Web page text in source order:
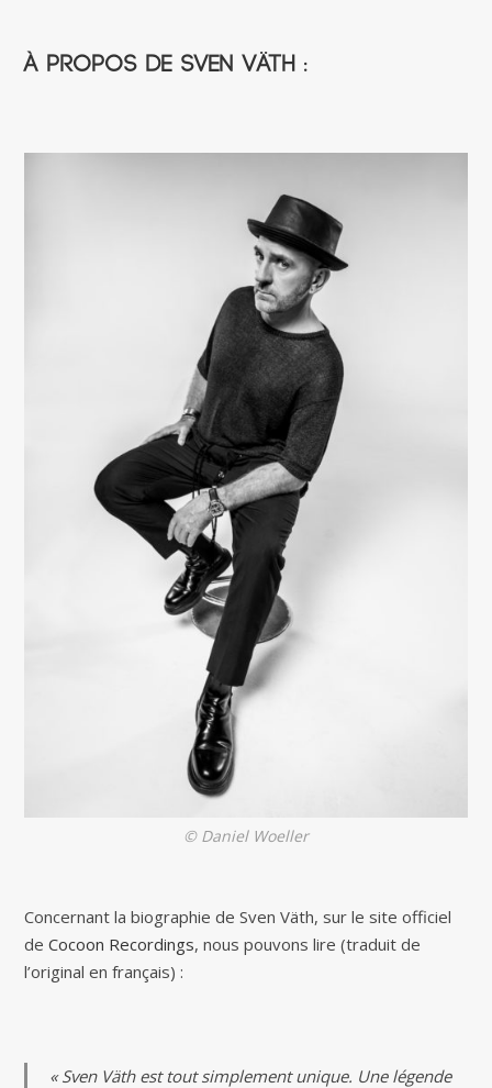
À propos de Sven Väth :
© Daniel Woeller
Concernant la biographie de Sven Väth, sur le site officiel
deCocoon Recordings, nous pouvons lire (traduit de
l’original en français) :
« Sven Väth est tout simplement unique. Une légende